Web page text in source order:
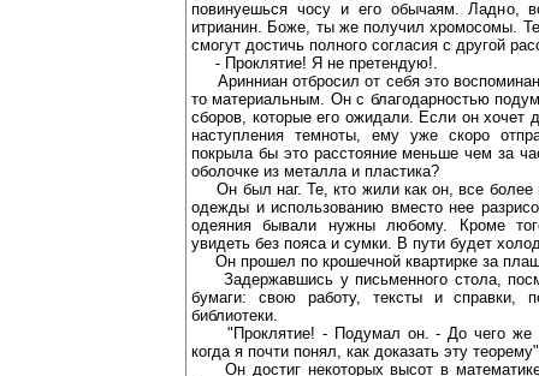
повинуешься чосу и его обычаям. Ладно,
итрианин. Боже, ты же получил хромосомы.
смогут достичь полного согласия с другой
- Проклятие! Я не претендую!.
Аринниан отбросил от себя это
то материальным. Он с благодарностью
сборов, которые его ожидали. Если он хочет
наступления темноты, ему уже скоро
покрыла бы это расстояние меньше чем за
оболочке из металла и пластика?
Он был наг. Те, кто жили как он, все более
одежды и использованию вместо нее
одеяния бывали нужны любому. Кроме
увидеть без пояса и сумки. В пути будет
Он прошел по крошечной квартирке за
Задержавшись у письменного стола,
бумаги: свою работу, тексты и справки,
библиотеки.
"Проклятие! - Подумал он. - До чего же
когда я почти понял, как доказать эту
Он достиг некоторых высот в